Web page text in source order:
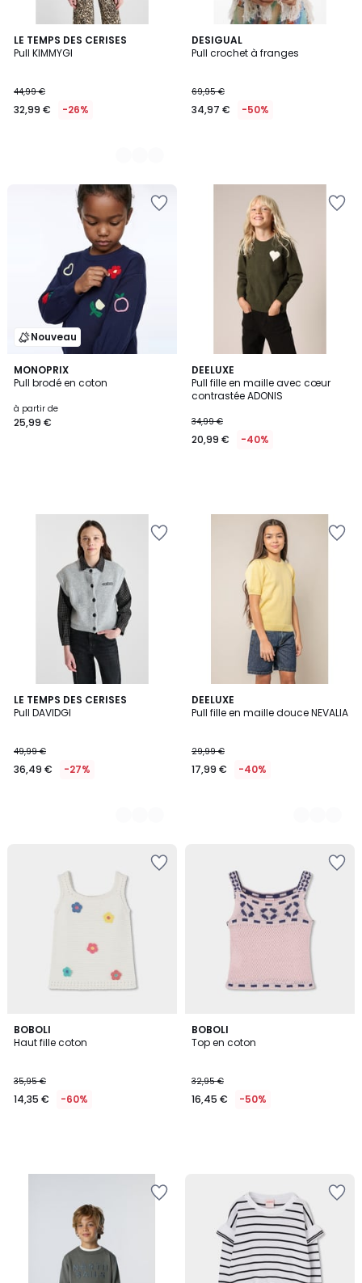
LE TEMPS DES CERISES
Pull KIMMYGI
44,99 €
32,99 € -26%
2
Couleurs
DESIGUAL
Pull crochet à franges
69,95 €
34,97 € -50%
Nouveau
MONOPRIX
Pull brodé en coton
à partir de
25,99 €
DEELUXE
Pull fille en maille avec cœur
contrastée ADONIS
34,99 €
20,99 € -40%
LE TEMPS DES CERISES
Pull DAVIDGI
49,99 €
36,49 € -27%
2
Couleurs
DEELUXE
Pull fille en maille douce NEVALIA
29,99 €
17,99 € -40%
2
Couleurs
BOBOLI
Haut fille coton
35,95 €
14,35 € -60%
BOBOLI
Top en coton
32,95 €
16,45 € -50%